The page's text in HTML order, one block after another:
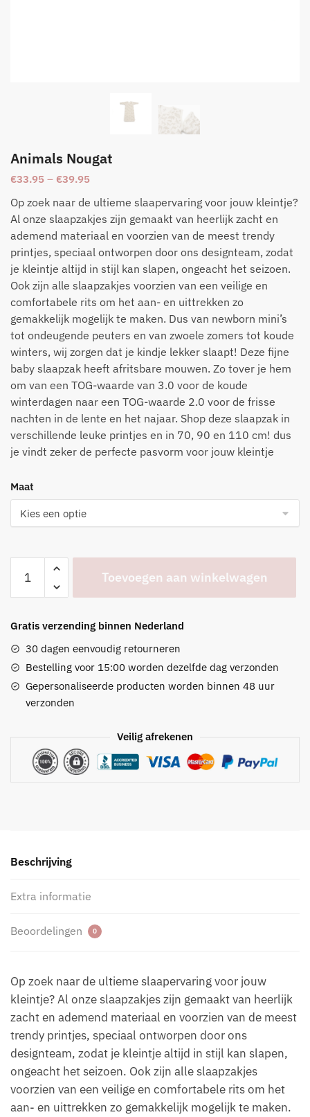
Animals Nougat
€33.95 – €39.95
Op zoek naar de ultieme slaapervaring voor jouw kleintje?
Al onze slaapzakjes zijn gemaakt van heerlijk zacht en
ademend materiaal en voorzien van de meest trendy
printjes, speciaal ontworpen door ons designteam, zodat
je kleintje altijd in stijl kan slapen, ongeacht het seizoen.
Ook zijn alle slaapzakjes voorzien van een veilige en
comfortabele rits om het aan- en uittrekken zo
gemakkelijk mogelijk te maken. Dus van newborn mini’s
tot ondeugende peuters en van zwoele zomers tot koude
winters, wij zorgen dat je kindje lekker slaapt! Deze fijne
baby slaapzak heeft afritsbare mouwen. Zo tover je hem
om van een TOG-waarde van 3.0 voor de koude
winterdagen naar een TOG-waarde 2.0 voor de frisse
nachten in de lente en het najaar. Shop deze slaapzak in
verschillende leuke printjes en in 70, 90 en 110 cm! dus
je vindt zeker de perfecte pasvorm voor jouw kleintje
Maat
Nougat
aantal
Toevoegen aan winkelwagen
Gratis verzending binnen Nederland
30 dagen eenvoudig retourneren
Bestelling voor 15:00 worden dezelfde dag verzonden
Gepersonaliseerde producten worden binnen 48 uur
verzonden
Veilig afrekenen
Beschrijving
Extra informatie
Beoordelingen 0
Op zoek naar de ultieme slaapervaring voor jouw
kleintje? Al onze slaapzakjes zijn gemaakt van heerlijk
zacht en ademend materiaal en voorzien van de meest
trendy printjes, speciaal ontworpen door ons
designteam, zodat je kleintje altijd in stijl kan slapen,
ongeacht het seizoen. Ook zijn alle slaapzakjes
voorzien van een veilige en comfortabele rits om het
aan- en uittrekken zo gemakkelijk mogelijk te maken.